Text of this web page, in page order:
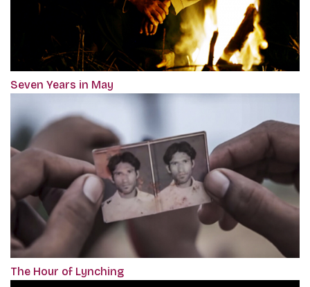
Seven Years in May
The Hour of Lynching